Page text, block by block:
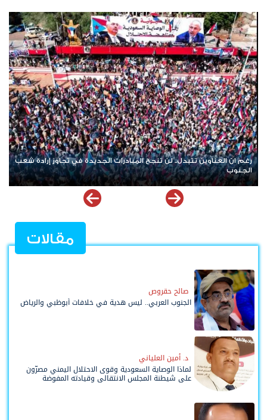
رغم ان العناوين تتبدل.. لن تنجح المبادرات الجديدة في تجاوز إرادة شعب
الجنوب
مقالات
صالح حقروص
الجنوب العربي.. ليس هدية في خلافات أبوظبي والرياض
د. أمين العلياني
لماذا الوصاية السعودية وقوى الاحتلال اليمني مصرّون
على شيطنة المجلس الانتقالي وقيادته المفوضة
وحواضنه الشعبية؟